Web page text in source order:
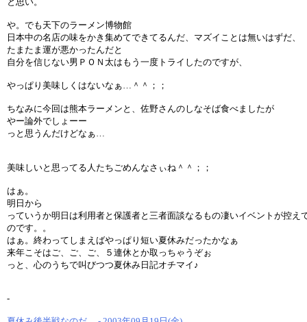
や。でも天下のラーメン博物館
日本中の名店の味をかき集めてできてるんだ、マズイことは無いはずだ、
たまたま運が悪かったんだと
自分を信じない男ＰＯＮ太はもう一度トライしたのですが、
やっぱり美味しくはないなぁ…＾＾；；
ちなみに今回は熊本ラーメンと、佐野さんのしなそば食べましたが
やー論外でしょーー
っと思うんだけどなぁ…
美味しいと思ってる人たちごめんなさぃね＾＾；；
はぁ。
明日から
っていうか明日は利用者と保護者と三者面談なるもの凄いイベントが控え
のです。。
はぁ。終わってしまえばやっぱり短い夏休みだったかなぁ
来年こそはご、ご、ご、５連休とか取っちゃうぞぉ
っと、心のうちで叫びつつ夏休み日記オチマイ♪
-